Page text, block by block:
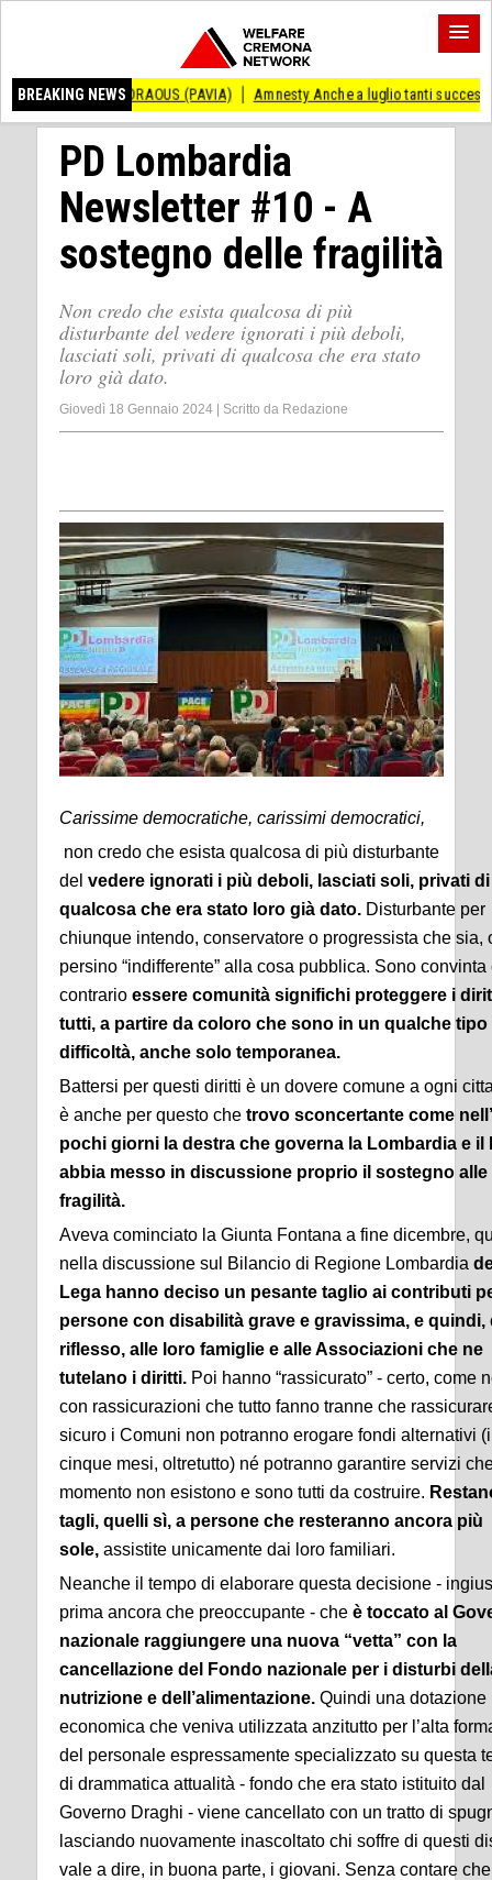
BREAKING NEWS
(PAVIA) Amnesty Anche a luglio tanti successi ed ingiustizie
PD Lombardia
Newsletter #10 - A
sostegno delle fragilità
Non credo che esista qualcosa di più
disturbante del vedere ignorati i più deboli,
lasciati soli, privati di qualcosa che era stato
loro già dato.
Giovedì 18 Gennaio 2024 Scritto da Redazione
Carissime democratiche, carissimi democratici,
non credo che esista qualcosa di più disturbante
del vedere ignorati i più deboli, lasciati soli, privati di
qualcosa che era stato loro già dato. Disturbante per
chiunque intendo, conservatore o progressista che sia,
persino “indifferente” alla cosa pubblica. Sono convinta
contrario essere comunità significhi proteggere i
tutti, a partire da coloro che sono in un qualche tipo
difficoltà, anche solo temporanea.
Battersi per questi diritti è un dovere comune a ogni
è anche per questo che trovo sconcertante come
pochi giorni la destra che governa la Lombardia e il
abbia messo in discussione proprio il sostegno alle
fragilità.
Aveva cominciato la Giunta Fontana a fine dicembre,
nella discussione sul Bilancio di Regione Lombardia
Lega hanno deciso un pesante taglio ai contributi
persone con disabilità grave e gravissima, e quindi,
riflesso, alle loro famiglie e alle Associazioni che ne
tutelano i diritti. Poi hanno “rassicurato” - certo, come
con rassicurazioni che tutto fanno tranne che
sicuro i Comuni non potranno erogare fondi alternativi
cinque mesi, oltretutto) né potranno garantire servizi
momento non esistono e sono tutti da costruire.
tagli, quelli sì, a persone che resteranno ancora più
sole, assistite unicamente dai loro familiari.
Neanche il tempo di elaborare questa decisione -
prima ancora che preoccupante - che è toccato al
nazionale raggiungere una nuova “vetta” con la
cancellazione del Fondo nazionale per i disturbi
nutrizione e dell’alimentazione. Quindi una dotazione
economica che veniva utilizzata anzitutto per l’alta
del personale espressamente specializzato su questa
di drammatica attualità - fondo che era stato istituito dal
Governo Draghi - viene cancellato con un tratto di
lasciando nuovamente inascoltato chi soffre di questi
vale a dire, in buona parte, i giovani. Senza contare